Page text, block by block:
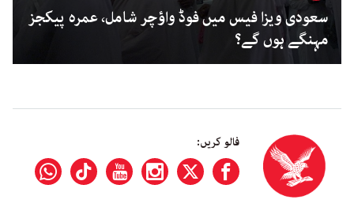
سعودی ویزا فیس میں فوڈ واؤچر شامل، عمرہ پیکجز
مہنگے ہوں گے؟
فالو کریں: